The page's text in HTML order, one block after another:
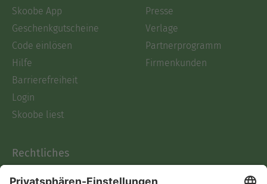
Skoobe App
Geschenkgutscheine
Code einlösen
Hilfe
Barrierefreiheit
Login
Skoobe liest
Presse
Verlage
Partnerprogramm
Firmenkunden
Rechtliches